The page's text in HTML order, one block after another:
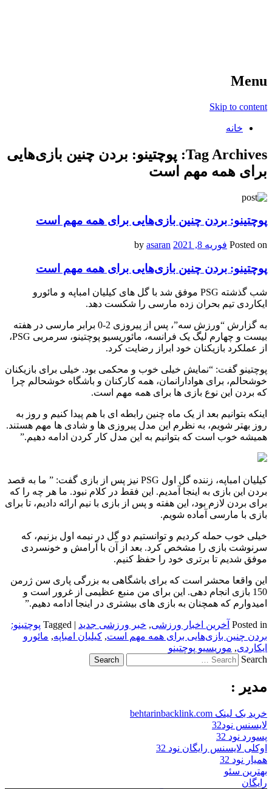
Menu
Skip to content
خانه
Tag Archives: پوچتینو: بردن چنین بازی‌هایی
برای همه مهم است
پوچتینو: بردن چنین بازی‌هایی برای همه مهم است
Posted on فوریه 8, 2021 asaran
پوچتینو: بردن چنین بازی‌هایی برای همه مهم است
شب گذشته PSG موفق شد با گل های کیلیان امباپه و مائورو
ایکاردی تیم بحران زده مارسی را شکست دهد.
به گزارش “ورزش سه”، پس از پیروزی 2-0 برابر مارسی در هفته
بیست و چهارم لیگ یک فرانسه، مائوریسیو پوچتینو، سرمربی PSG،
از عملکرد بازیکنان خود ابراز رضایت کرد.
پوچتینو گفت: “نمایش خیلی خوب و محکمی بود. خیلی برای بازیکنان
خوشحالم، برای هوادارانمان، همه کارکنان و باشگاه خوشحالم چرا
که بردن این نوع بازی ها برای همه مهم است.
اینکه بتوانیم بعد از یک ماه چنین رابطه ای با هم پیدا کنیم و روز به
روز بهتر شویم، به نظرم این مدل پیروزی ها و شادی ها مهم هستند.
همیشه خوب است که بتوانیم به این مدل کار کردن ادامه دهیم.”
کیلیان امباپه، زننده گل اول PSG نیز پس از بازی گفت: ” ما به قصد
بردن این بازی به اینجا آمدیم. این فقط در کلام نبود. ما هر چه را که
برای بردن لازم بود، این هفته و پس از بازی با نیم ارائه دادیم، تا برای
بازی با مارسی آماده شویم.
خیلی خوب حمله کردیم و توانستیم دو گل در نیمه اول بزنیم، که
سرنوشت بازی را مشخص کرد. بعد از آن با آرامش و خونسردی
موفق شدیم تا برتری خود را حفظ کنیم.
این واقعا محشر است که برای باشگاهی به بزرگی پاری سن ژرمن
150 بازی انجام دهی. این برای من منبع عظیمی از غرور است و
امیدوارم که همچنان به بازی های بیشتری در اینجا ادامه دهیم.”
Posted in آخرین اخبار ورزشی, خبر ورزشی جدید |
Tagged پوچتینو:
بردن چنین بازی‌هایی برای همه مهم است, کیلیان امباپه, مائورو
ایکاردی, موریسیو پوچتینو
Search
مدیر :
خرید بک لینک behtarinbacklink.com
لایسنس نود32
پسورد نود 32
اوکلی لایسنس رایگان نود 32
همیار نود 32
بهترین سئو
رایگان